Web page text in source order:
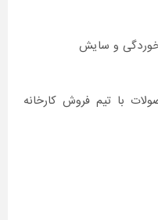
خوردگی و سایش
با تیم فروش کارخانه